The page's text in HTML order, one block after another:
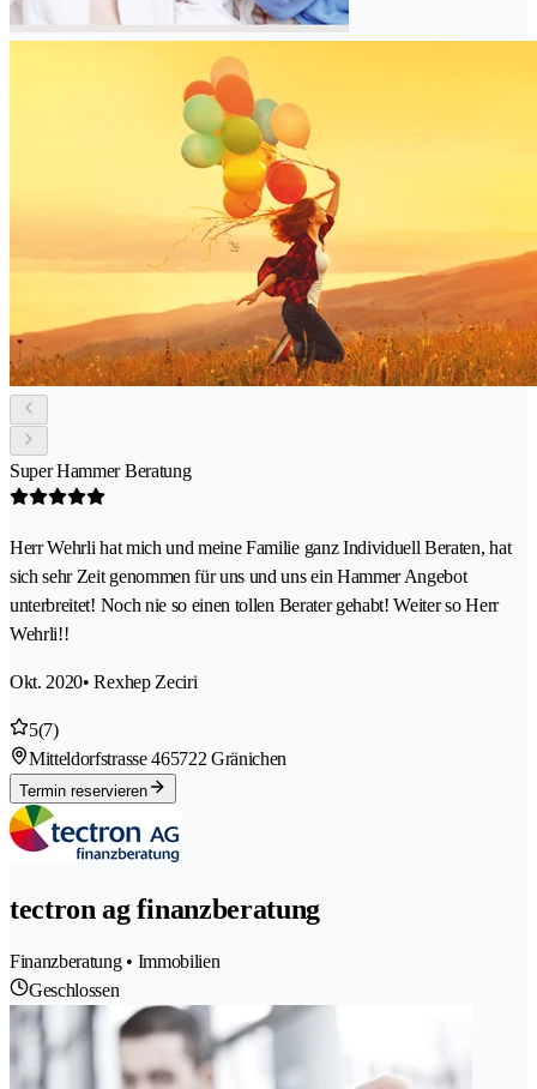
Super Hammer Beratung
Herr Wehrli hat mich und meine Familie ganz Individuell Beraten, hat
sich sehr Zeit genommen für uns und uns ein Hammer Angebot
unterbreitet! Noch nie so einen tollen Berater gehabt! Weiter so Herr
Wehrli!!
Okt. 2020• Rexhep Zeciri
5(7)
Mitteldorfstrasse 465722 Gränichen
Termin reservieren
tectron ag finanzberatung
Finanzberatung • Immobilien
Geschlossen